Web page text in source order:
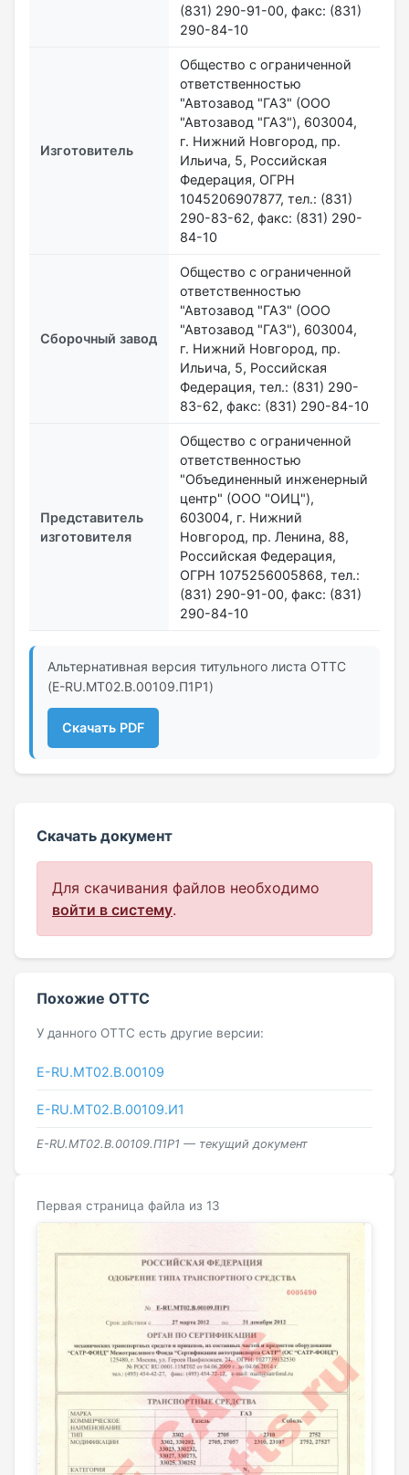
(831) 290-91-00, факс: (831)
290-84-10
Изготовитель
Общество с ограниченной
ответственностью
"Автозавод "ГАЗ" (ООО
"Автозавод "ГАЗ"), 603004,
г. Нижний Новгород, пр.
Ильича, 5, Российская
Федерация, ОГРН
1045206907877, тел.: (831)
290-83-62, факс: (831) 290-
84-10
Сборочный завод
Общество с ограниченной
ответственностью
"Автозавод "ГАЗ" (ООО
"Автозавод "ГАЗ"), 603004,
г. Нижний Новгород, пр.
Ильича, 5, Российская
Федерация, тел.: (831) 290-
83-62, факс: (831) 290-84-10
Представитель
изготовителя
Общество с ограниченной
ответственностью
"Объединенный инженерный
центр" (ООО "ОИЦ"),
603004, г. Нижний
Новгород, пр. Ленина, 88,
Российская Федерация,
ОГРН 1075256005868, тел.:
(831) 290-91-00, факс: (831)
290-84-10
Альтернативная версия титульного листа ОТТС
(E-RU.MT02.B.00109.П1P1)
Скачать PDF
Скачать документ
Для скачивания файлов необходимо
войти в систему.
Похожие ОТТС
У данного ОТТС есть другие версии:
E-RU.MT02.B.00109
E-RU.MT02.B.00109.И1
E-RU.MT02.B.00109.П1P1 — текущий документ
Первая страница файла из 13